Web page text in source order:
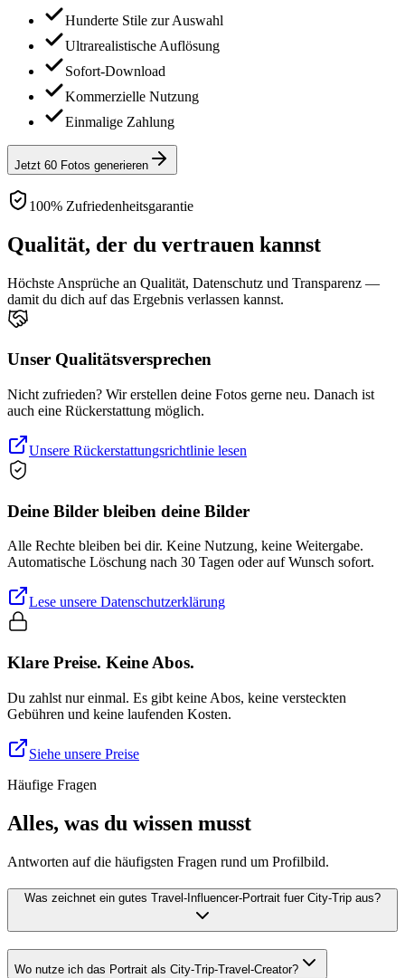
Hunderte Stile zur Auswahl
Ultrarealistische Auflösung
Sofort-Download
Kommerzielle Nutzung
Einmalige Zahlung
Jetzt 60 Fotos generieren
100% Zufriedenheitsgarantie
Qualität, der du vertrauen kannst
Höchste Ansprüche an Qualität, Datenschutz und Transparenz —
damit du dich auf das Ergebnis verlassen kannst.
Unser Qualitätsversprechen
Nicht zufrieden? Wir erstellen deine Fotos gerne neu. Danach ist
auch eine Rückerstattung möglich.
Unsere Rückerstattungsrichtlinie lesen
Deine Bilder bleiben deine Bilder
Alle Rechte bleiben bei dir. Keine Nutzung, keine Weitergabe.
Automatische Löschung nach 30 Tagen oder auf Wunsch sofort.
Lese unsere Datenschutzerklärung
Klare Preise. Keine Abos.
Du zahlst nur einmal. Es gibt keine Abos, keine versteckten
Gebühren und keine laufenden Kosten.
Siehe unsere Preise
Häufige Fragen
Alles, was du wissen musst
Antworten auf die häufigsten Fragen rund um Profilbild.
Was zeichnet ein gutes Travel-Influencer-Portrait fuer City-Trip aus?
Wo nutze ich das Portrait als City-Trip-Travel-Creator?